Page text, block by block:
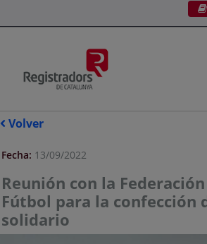
Volver
Fecha: 13/09/2022
Reunión con la
Fútbol para la confección
solidario